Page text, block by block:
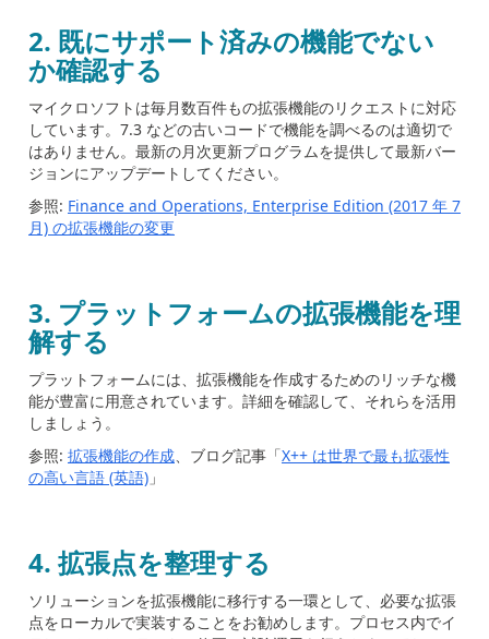
2. 既にサポート済みの機能でない
か確認する
マイクロソフトは毎月数百件もの拡張機能のリクエストに対応
しています。7.3 などの古いコードで機能を調べるのは適切で
はありません。最新の月次更新プログラムを提供して最新バー
ジョンにアップデートしてください。
参照: Finance and Operations, Enterprise Edition (2017 年 7
月) の拡張機能の変更
3. プラットフォームの拡張機能を理
解する
プラットフォームには、拡張機能を作成するためのリッチな機
能が豊富に用意されています。詳細を確認して、それらを活用
しましょう。
参照: 拡張機能の作成、ブログ記事「X++ は世界で最も拡張性
の高い言語 (英語) 」
4. 拡張点を整理する
ソリューションを拡張機能に移行する一環として、必要な拡張
点をローカルで実装することをお勧めします。プロセス内でイ